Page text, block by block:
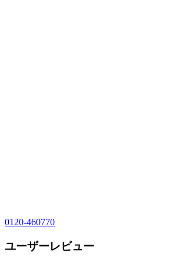
0120-460770
ユーザーレビュー